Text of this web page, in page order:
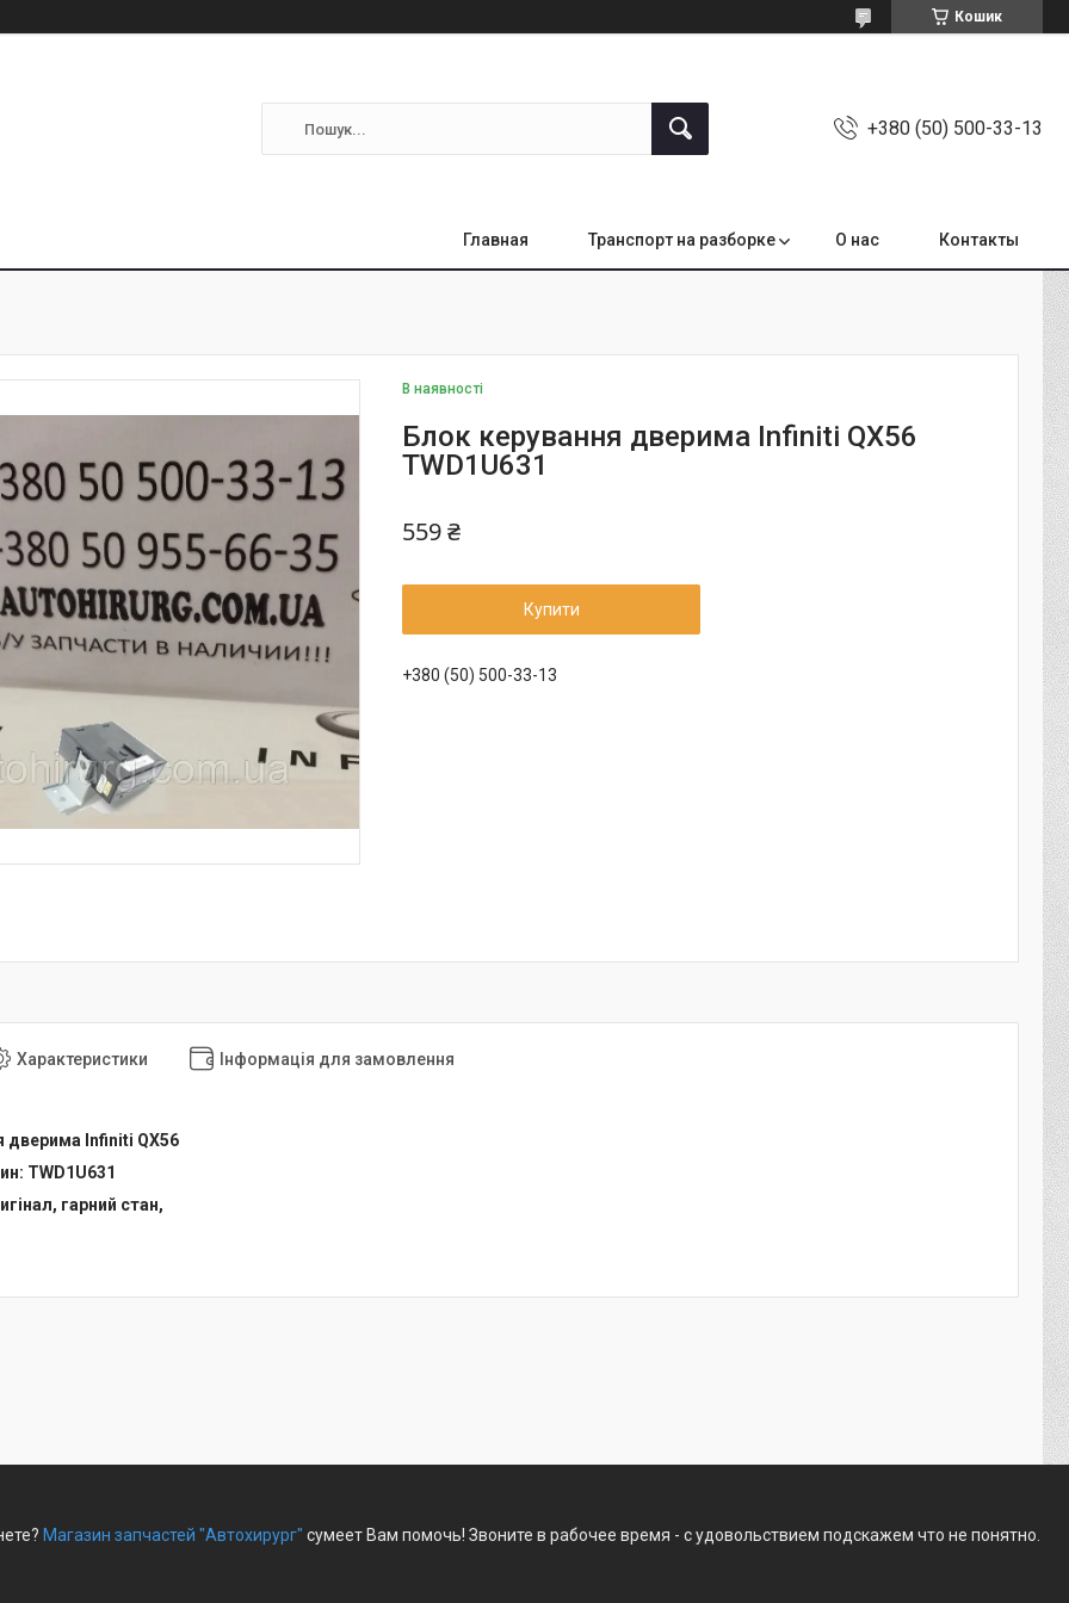
Кошик
+380 (50) 500-33-13
Главная Транспорт на разборке О нас Контакты
В наявності
Блок керування дверима Infiniti QX56
TWD1U631
559 ₴
Купити
+380 (50) 500-33-13
Характеристики Інформація для замовлення
дверима Infiniti QX56
TWD1U631
гарний стан,
Магазин запчастей "Автохирург" сумеет Вам помочь! Звоните в рабочее время - с удовольствием подскажем что не понятно.